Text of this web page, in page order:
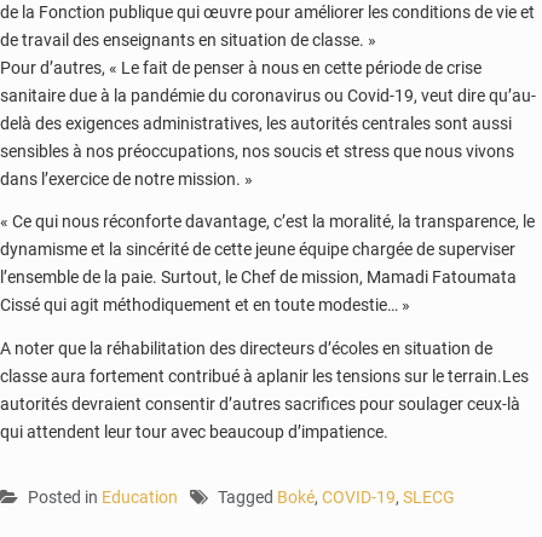
de la Fonction publique qui œuvre pour améliorer les conditions de vie et
de travail des enseignants en situation de classe. »
Pour d’autres, « Le fait de penser à nous en cette période de crise
sanitaire due à la pandémie du coronavirus ou Covid-19, veut dire qu’au-
delà des exigences administratives, les autorités centrales sont aussi
sensibles à nos préoccupations, nos soucis et stress que nous vivons
dans l’exercice de notre mission. »
« Ce qui nous réconforte davantage, c’est la moralité, la transparence, le
dynamisme et la sincérité de cette jeune équipe chargée de superviser
l’ensemble de la paie. Surtout, le Chef de mission, Mamadi Fatoumata
Cissé qui agit méthodiquement et en toute modestie… »
A noter que la réhabilitation des directeurs d’écoles en situation de
classe aura fortement contribué à aplanir les tensions sur le terrain.Les
autorités devraient consentir d’autres sacrifices pour soulager ceux-là
qui attendent leur tour avec beaucoup d’impatience.
Posted in Education Tagged Boké, COVID-19, SLECG